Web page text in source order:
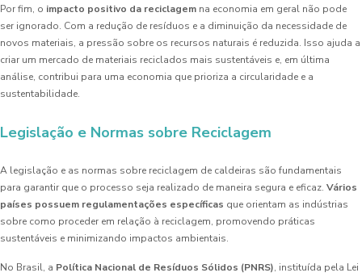
Por fim, o impacto positivo da reciclagem na economia em geral não pode
ser ignorado. Com a redução de resíduos e a diminuição da necessidade de
novos materiais, a pressão sobre os recursos naturais é reduzida. Isso ajuda a
criar um mercado de materiais reciclados mais sustentáveis e, em última
análise, contribui para uma economia que prioriza a circularidade e a
sustentabilidade.
Legislação e Normas sobre Reciclagem
A legislação e as normas sobre reciclagem de caldeiras são fundamentais
para garantir que o processo seja realizado de maneira segura e eficaz. Vários
países possuem regulamentações específicas que orientam as indústrias
sobre como proceder em relação à reciclagem, promovendo práticas
sustentáveis e minimizando impactos ambientais.
No Brasil, a Política Nacional de Resíduos Sólidos (PNRS), instituída pela Lei